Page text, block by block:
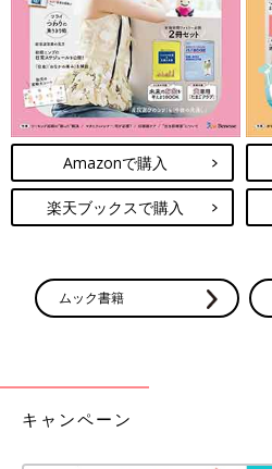
Amazonで購入
楽天ブックスで購入
ムック書籍
キャンペーン